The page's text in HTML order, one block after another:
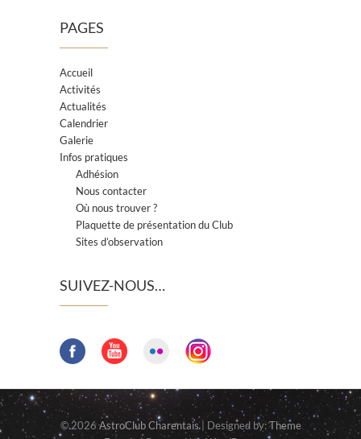
PAGES
Accueil
Activités
Actualités
Calendrier
Galerie
Infos pratiques
Adhésion
Nous contacter
Où nous trouver ?
Plaquette de présentation du Club
Sites d’observation
SUIVEZ-NOUS…
© 2026AstroClub Charentais| Designed by:Theme